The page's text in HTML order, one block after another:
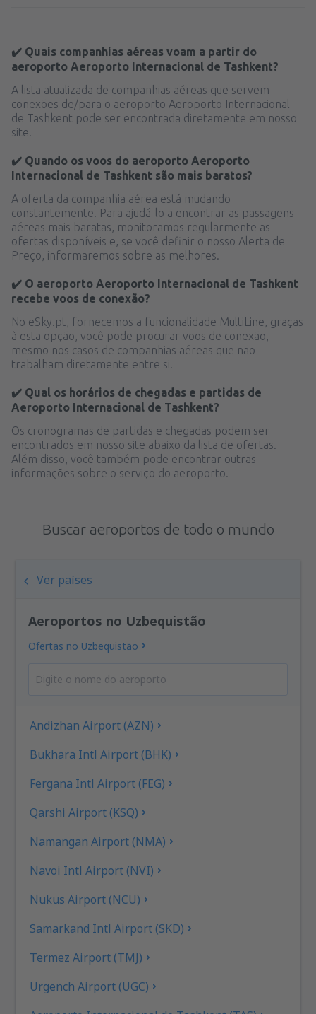
✔️ Quais companhias aéreas voam a partir do
aeroporto Aeroporto Internacional de Tashkent?
A lista atualizada de companhias aéreas que servem
conexões de/para o aeroporto Aeroporto Internacional
de Tashkent pode ser encontrada diretamente em nosso
site.
✔️ Quando os voos do aeroporto Aeroporto
Internacional de Tashkent são mais baratos?
A oferta da companhia aérea está mudando
constantemente. Para ajudá-lo a encontrar as passagens
aéreas mais baratas, monitoramos regularmente as
ofertas disponíveis e, se você definir o nosso Alerta de
Preço, informaremos sobre as melhores.
✔️ O aeroporto Aeroporto Internacional de Tashkent
recebe voos de conexão?
No eSky.pt, fornecemos a funcionalidade MultiLine, graças
à esta opção, você pode procurar voos de conexão,
mesmo nos casos de companhias aéreas que não
trabalham diretamente entre si.
✔️ Qual os horários de chegadas e partidas de
Aeroporto Internacional de Tashkent?
Os cronogramas de partidas e chegadas podem ser
encontrados em nosso site abaixo da lista de ofertas.
Além disso, você também pode encontrar outras
informações sobre o serviço do aeroporto.
Buscar aeroportos de todo o mundo
Ver países
Aeroportos no Uzbequistão
Ofertas no Uzbequistão
Andizhan Airport (AZN)
Bukhara Intl Airport (BHK)
Fergana Intl Airport (FEG)
Qarshi Airport (KSQ)
Namangan Airport (NMA)
Navoi Intl Airport (NVI)
Nukus Airport (NCU)
Samarkand Intl Airport (SKD)
Termez Airport (TMJ)
Urgench Airport (UGC)